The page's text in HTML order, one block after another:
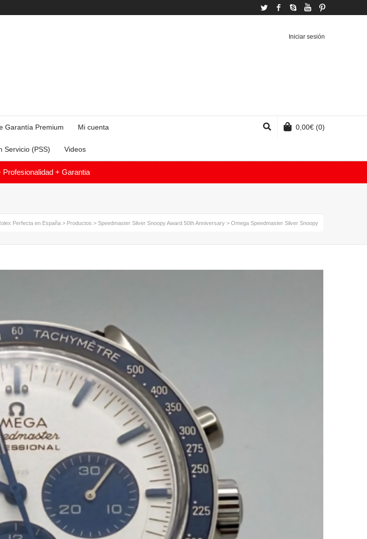
Twitter Facebook
Skype YouTube
Iniciar sesión
Garantía Premium Mi cuenta
Servicio (PSS) Videos
0,00€ (0)
Profesionalidad + Garantia
Perfecta en España > Productos > Speedmaster Silver Snoopy Award 50th Anniversary > Omega Speedmaster Silver Snoopy